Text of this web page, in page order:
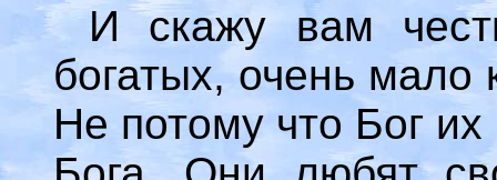
И скажу вам
богатых, очень
Не потому что Бог